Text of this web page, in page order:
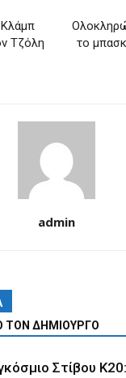
Κλάμπ
Τζόλη
το
admin
ΤΟΝ ΔΗΜΙΟΥΡΓΟ
Στίβου